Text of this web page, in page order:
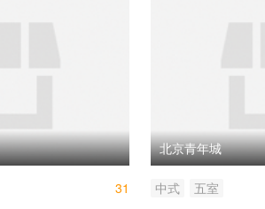
31
北京青年城
中式 五室